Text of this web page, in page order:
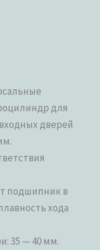
для
дверей
подшипник в
хода
35 — 40 мм.